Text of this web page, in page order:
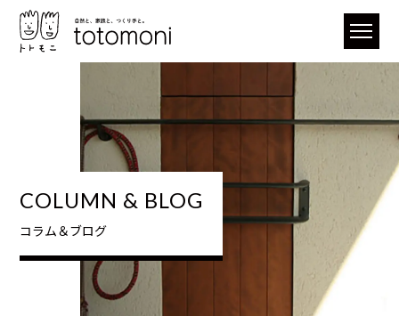
COLUMN & BLOG
コラム＆ブログ